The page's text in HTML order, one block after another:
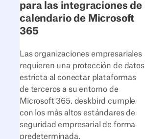
para las integraciones de
calendario de Microsoft
365
Las organizaciones empresariales
requieren una protección de datos
estricta al conectar plataformas
de terceros a su entorno de
Microsoft 365. deskbird cumple
con los más altos estándares de
seguridad empresarial de forma
predeterminada.